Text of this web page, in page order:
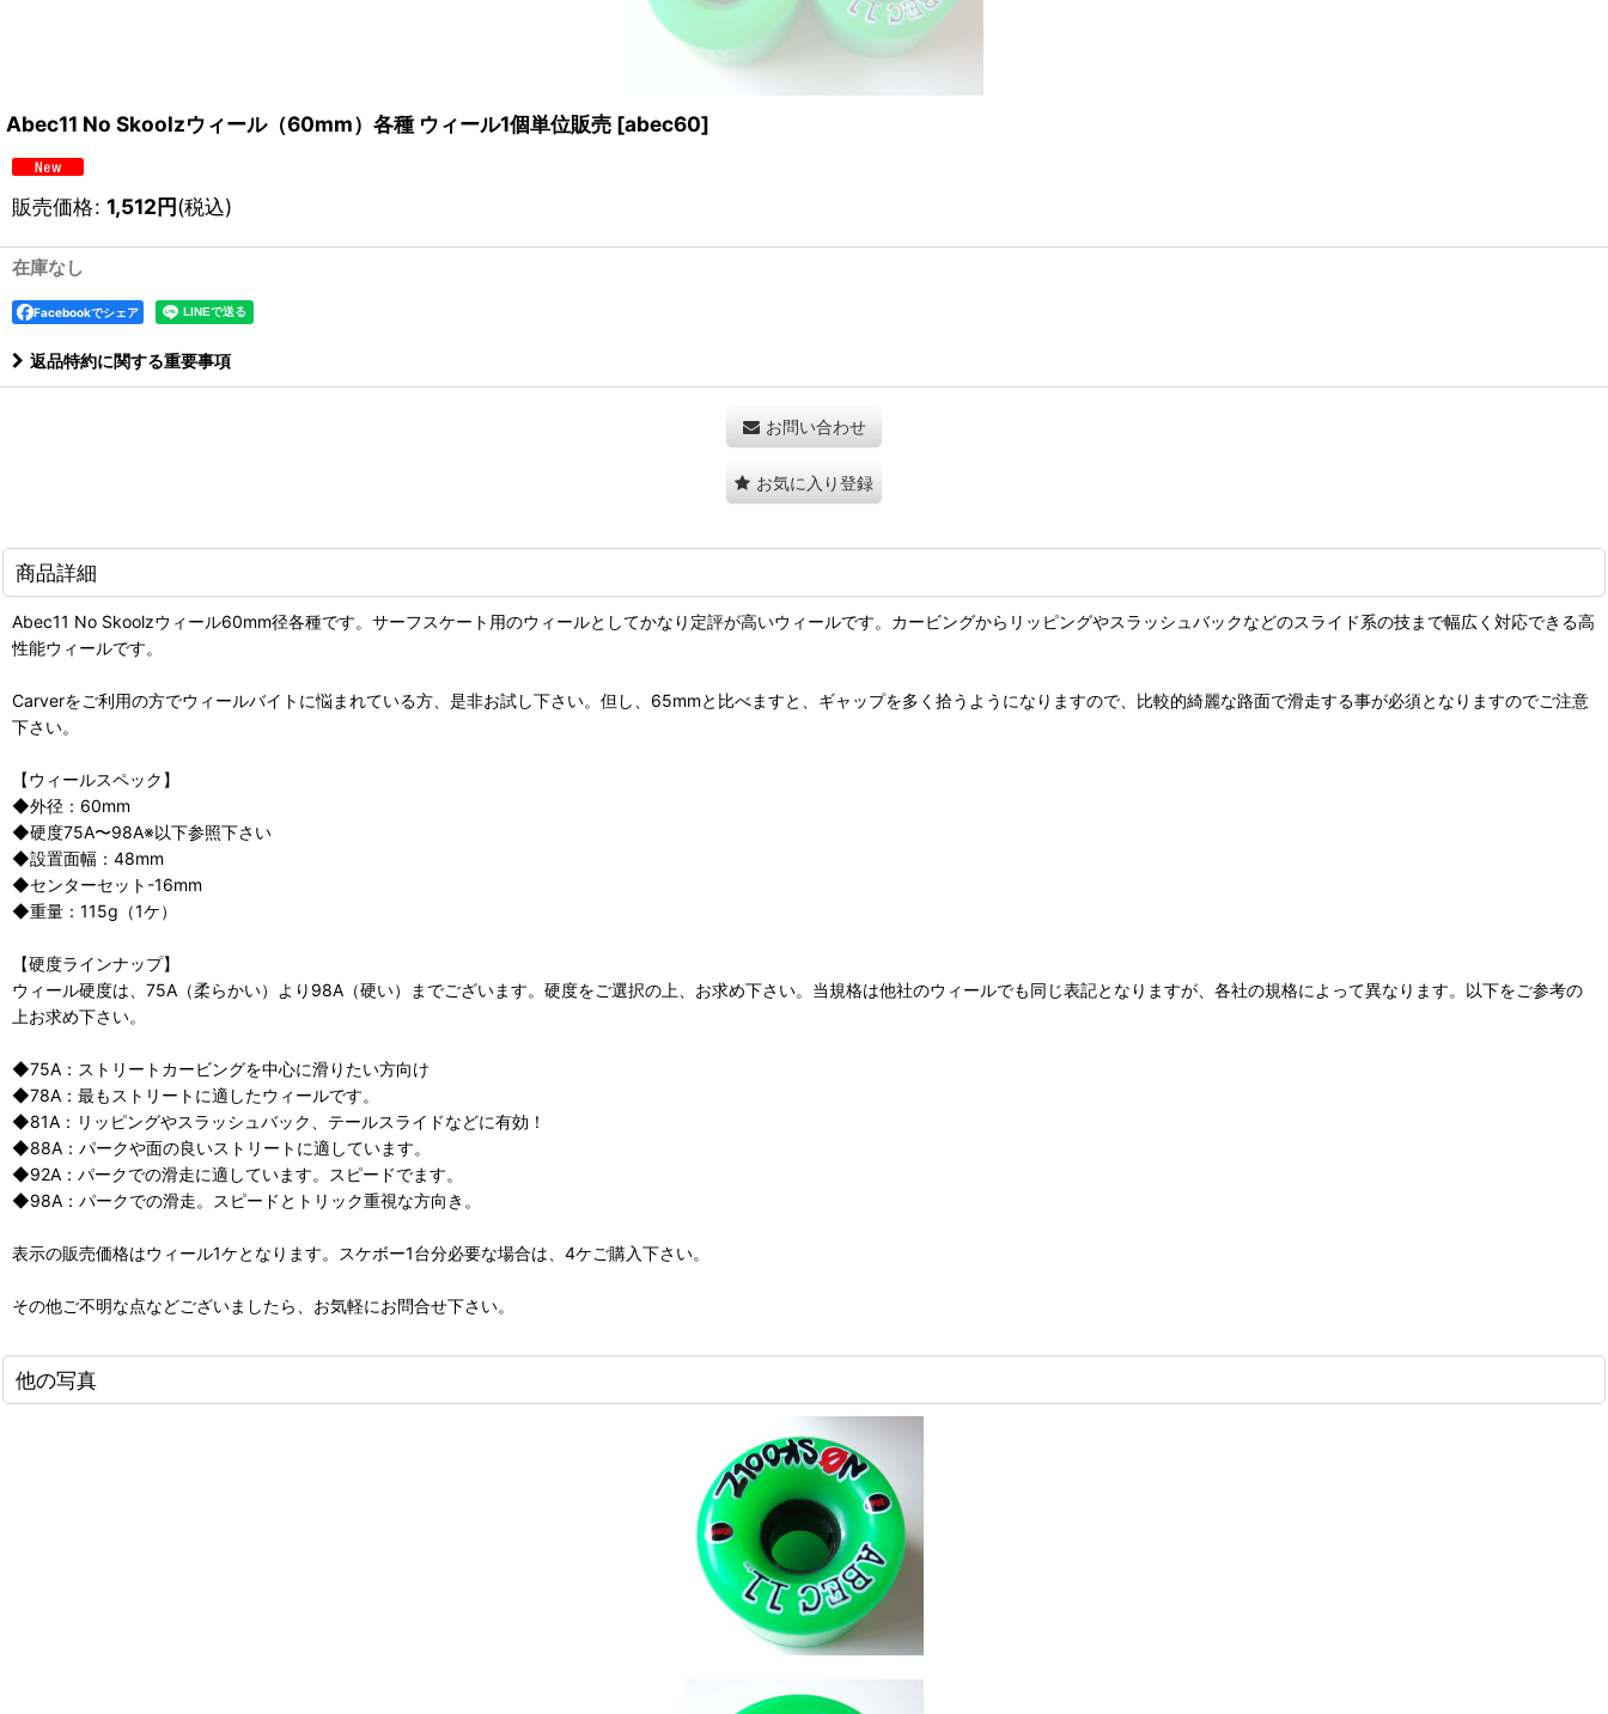
Abec11 No Skoolzウィール（60mm）各種 ウィール1個単位販売 [abec60]
販売価格: 1,512円(税込)
在庫なし
Facebookでシェア
返品特約に関する重要事項
お問い合わせ
お気に入り登録
商品詳細
Abec11 No Skoolzウィール60mm径各種です。サーフスケート用のウィールとしてかなり定評が高いウィールです。カービングからリッピングやスラッシュバックなどのスライド系の技まで幅広く対応できる高
性能ウィールです。
Carverをご利用の方でウィールバイトに悩まれている方、是非お試し下さい。但し、65mmと比べますと、ギャップを多く拾うようになりますので、比較的綺麗な路面で滑走する事が必須となりますのでご注意
下さい。
【ウィールスペック】
◆外径：60mm
◆硬度75A〜98A※以下参照下さい
◆設置面幅：48mm
◆センターセット-16mm
◆重量：115g（1ケ）
【硬度ラインナップ】
ウィール硬度は、75A（柔らかい）より98A（硬い）までございます。硬度をご選択の上、お求め下さい。当規格は他社のウィールでも同じ表記となりますが、各社の規格によって異なります。以下をご参考の
上お求め下さい。
◆75A：ストリートカービングを中心に滑りたい方向け
◆78A：最もストリートに適したウィールです。
◆81A：リッピングやスラッシュバック、テールスライドなどに有効！
◆88A：パークや面の良いストリートに適しています。
◆92A：パークでの滑走に適しています。スピードでます。
◆98A：パークでの滑走。スピードとトリック重視な方向き。
表示の販売価格はウィール1ケとなります。スケボー1台分必要な場合は、4ケご購入下さい。
その他ご不明な点などございましたら、お気軽にお問合せ下さい。
他の写真